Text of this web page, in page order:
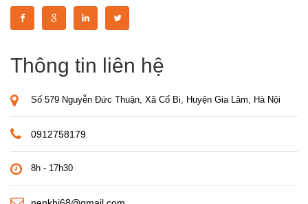
Thông tin liên hệ
Số 579 Nguyễn Đức Thuận, Xã Cổ Bi, Huyện Gia Lâm, Hà Nội
0912758179
8h - 17h30